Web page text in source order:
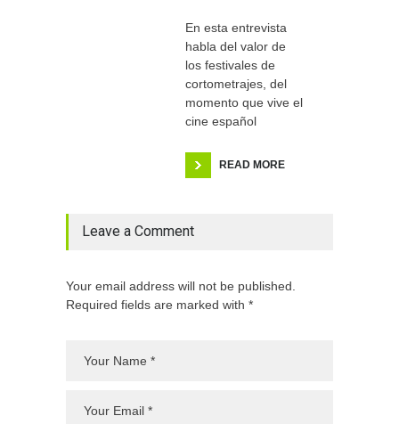
En esta entrevista
habla del valor de
los festivales de
cortometrajes, del
momento que vive el
cine español
READ MORE
Leave a Comment
Your email address will not be published.
Required fields are marked with *